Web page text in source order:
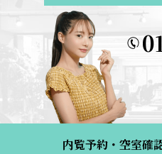
内覧予約・空室確